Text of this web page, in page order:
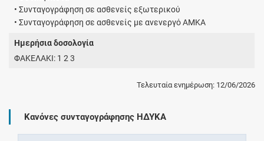
• Συνταγογράφηση σε ασθενείς εξωτερικού
• Συνταγογράφηση σε ασθενείς με ανενεργό ΑΜΚΑ
Ημερήσια δοσολογία
ΦΑΚΕΛΑΚΙ: 1 2 3
Τελευταία ενημέρωση: 12/06/2026
Κανόνες συνταγογράφησης ΗΔΥΚΑ